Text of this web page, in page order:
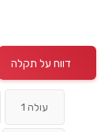
דווח על תקלה
עולה 1